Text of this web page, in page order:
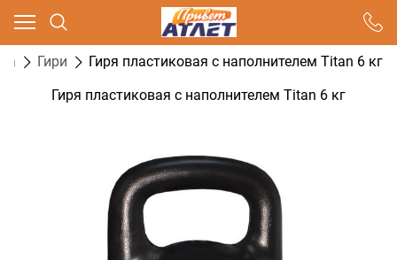
Гири
Гиря пластиковая с наполнителем Titan 6 кг
Гиря пластиковая с наполнителем Titan 6 кг
Ваш город - Москва,
угадали?
ДА НЕТ